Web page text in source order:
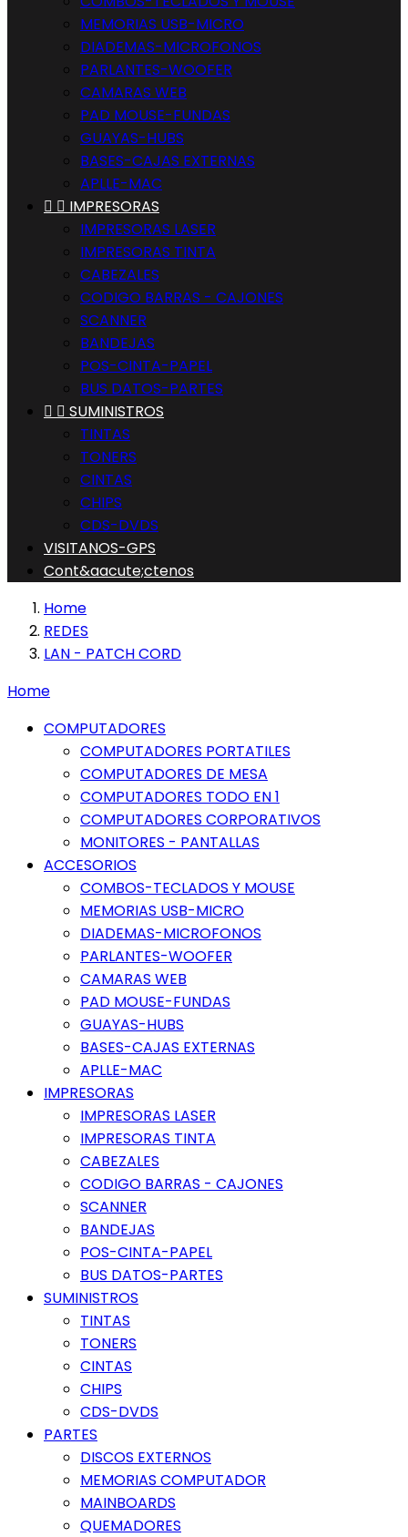
MEMORIAS USB-MICRO
DIADEMAS-MICROFONOS
PARLANTES-WOOFER
CAMARAS WEB
PAD MOUSE-FUNDAS
GUAYAS-HUBS
BASES-CAJAS EXTERNAS
APLLE-MAC
  IMPRESORAS
IMPRESORAS LASER
IMPRESORAS TINTA
CABEZALES
CODIGO BARRAS - CAJONES
SCANNER
BANDEJAS
POS-CINTA-PAPEL
BUS DATOS-PARTES
  SUMINISTROS
TINTAS
TONERS
CINTAS
CHIPS
CDS-DVDS
VISITANOS-GPS
Cont&aacute;ctenos
Home
REDES
LAN - PATCH CORD
Home
COMPUTADORES
COMPUTADORES PORTATILES
COMPUTADORES DE MESA
COMPUTADORES TODO EN 1
COMPUTADORES CORPORATIVOS
MONITORES - PANTALLAS
ACCESORIOS
COMBOS-TECLADOS Y MOUSE
MEMORIAS USB-MICRO
DIADEMAS-MICROFONOS
PARLANTES-WOOFER
CAMARAS WEB
PAD MOUSE-FUNDAS
GUAYAS-HUBS
BASES-CAJAS EXTERNAS
APLLE-MAC
IMPRESORAS
IMPRESORAS LASER
IMPRESORAS TINTA
CABEZALES
CODIGO BARRAS - CAJONES
SCANNER
BANDEJAS
POS-CINTA-PAPEL
BUS DATOS-PARTES
SUMINISTROS
TINTAS
TONERS
CINTAS
CHIPS
CDS-DVDS
PARTES
DISCOS EXTERNOS
MEMORIAS COMPUTADOR
MAINBOARDS
QUEMADORES